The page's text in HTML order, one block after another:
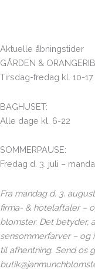
Aktuelle åbningstider
GÅRDEN &
Tirsdag-fredag kl. 10-
BAGHUSET:
Alle dage kl. 6-22
SOMMERPAUSE:
Fredag d. 3. juli –
Fra mandag d. 3.
firma- & hotelaftaler –
blomster. Det betyder,
sensommerfarver – og
til afhentning. Send os